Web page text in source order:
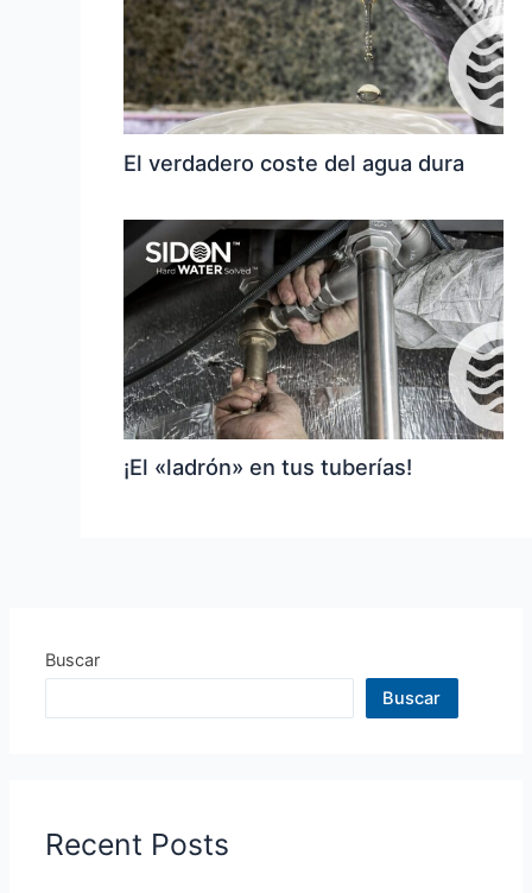
El verdadero coste del agua dura
¡El «ladrón» en tus tuberías!
Buscar
Buscar
Recent Posts